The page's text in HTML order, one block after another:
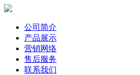
公司简介
产品展示
营销网络
售后服务
联系我们